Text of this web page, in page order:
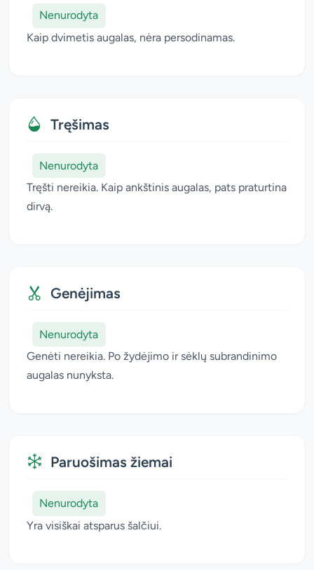
Nenurodyta
Kaip dvimetis augalas, nėra persodinamas.
Tręšimas
Nenurodyta
Tręšti nereikia. Kaip ankštinis augalas, pats praturtina
dirvą.
Genėjimas
Nenurodyta
Genėti nereikia. Po žydėjimo ir sėklų subrandinimo
augalas nunyksta.
Paruošimas žiemai
Nenurodyta
Yra visiškai atsparus šalčiui.